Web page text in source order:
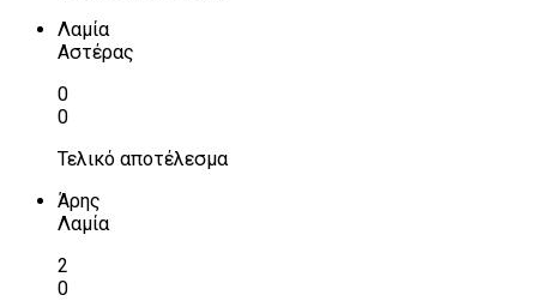
Λαμία
Αστέρας
0
0
Τελικό αποτέλεσμα
Άρης
Λαμία
2
0